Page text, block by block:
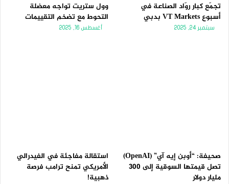
تجمّع كبار روّاد الصناعة في
أسبوع VT Markets بدبي
سبتمبر 24, 2025
وول ستريت تواجه معضلة
التحوط مع تضخم التقييمات
أغسطس 16, 2025
صحيفة: “أوبن إيه آي” (OpenAI)
تصل قيمتها السوقية إلى 300
مليار دولار
استقالة مفاجئة في الفيدرالي
الأمريكي تمنح ترامب فرصة
ذهبية!